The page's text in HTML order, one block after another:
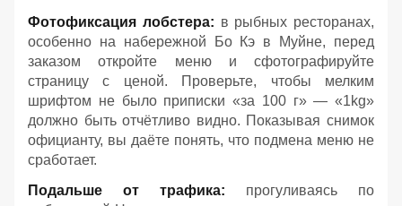
Фотофиксация лобстера: в рыбных ресторанах,
особенно на набережной Бо Кэ в Муйне, перед
заказом откройте меню и сфотографируйте
страницу с ценой. Проверьте, чтобы мелким
шрифтом не было приписки «за 100 г» — «1kg»
должно быть отчётливо видно. Показывая снимок
официанту, вы даёте понять, что подмена меню не
сработает.
Подальше от трафика: прогуливаясь по